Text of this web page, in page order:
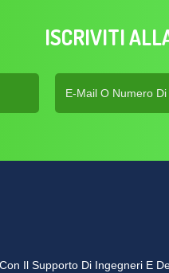
ISCRIVITI
Il Supporto Di Ingegneri E